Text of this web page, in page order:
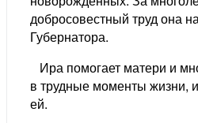
добросовестный труд она
Губернатора.
Ира помогает матери и
в трудные моменты жизни,
ей.